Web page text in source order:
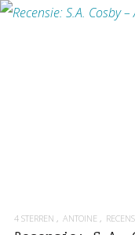
4 STERREN ANTOINE